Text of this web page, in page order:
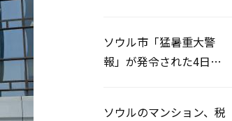
ソウル市「猛暑重大警
報」が発令された4日、
ソウルのマンション、税